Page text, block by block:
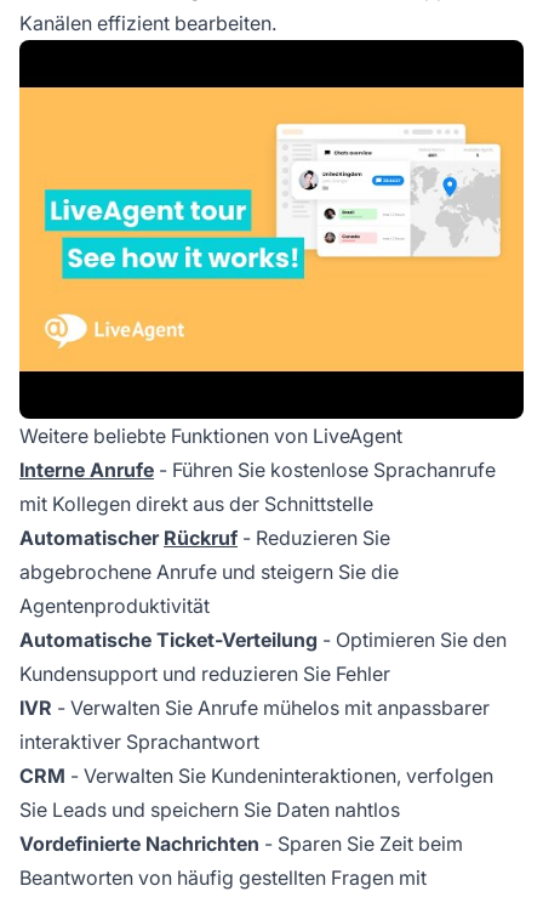
Kanälen effizient bearbeiten.
Weitere beliebte Funktionen von LiveAgent
Interne Anrufe - Führen Sie kostenlose Sprachanrufe
mit Kollegen direkt aus der Schnittstelle
Automatischer Rückruf - Reduzieren Sie
abgebrochene Anrufe und steigern Sie die
Agentenproduktivität
Automatische Ticket-Verteilung - Optimieren Sie den
Kundensupport und reduzieren Sie Fehler
IVR - Verwalten Sie Anrufe mühelos mit anpassbarer
interaktiver Sprachantwort
CRM - Verwalten Sie Kundeninteraktionen, verfolgen
Sie Leads und speichern Sie Daten nahtlos
Vordefinierte Nachrichten - Sparen Sie Zeit beim
Beantworten von häufig gestellten Fragen mit